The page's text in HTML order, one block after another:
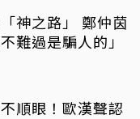
神之路」 鄭仲茵
難過是騙人的」
順眼！歐漢聲認